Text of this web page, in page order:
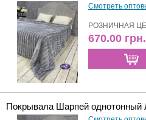
Смотреть
РОЗНИЧНАЯ
670.00 грн.
Покрывала Шарпей